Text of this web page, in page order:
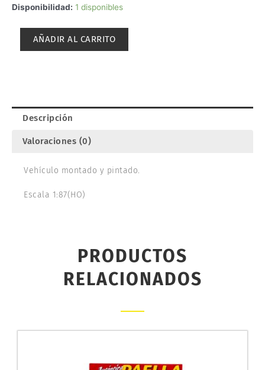
Disponibilidad: 1 disponibles
ALFA
AÑADIR AL CARRITO
Descripción
Valoraciones (0)
Vehículo montado y pintado.
Escala 1:87(HO)
PRODUCTOS
RELACIONADOS